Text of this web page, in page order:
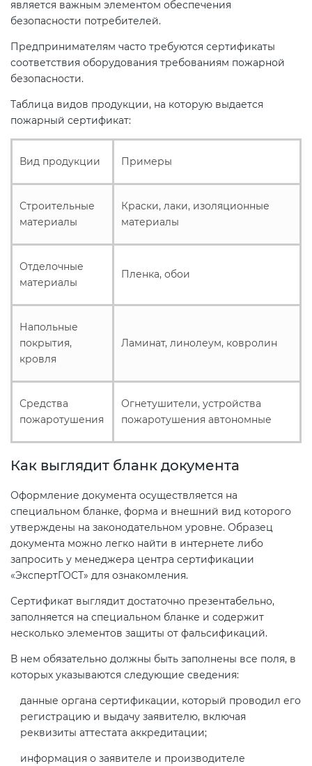
является важным элементом обеспечения
безопасности потребителей.
Предпринимателям часто требуются сертификаты
соответствия оборудования требованиям пожарной
безопасности.
Таблица видов продукции, на которую выдается
пожарный сертификат:
Вид продукции Примеры
Строительные
материалы
Краски, лаки, изоляционные
материалы
Отделочные
материалы
Пленка, обои
Напольные
покрытия,
кровля
Ламинат, линолеум, ковролин
Средства
пожаротушения
Огнетушители, устройства
пожаротушения автономные
Как выглядит бланк документа
Оформление документа осуществляется на
специальном бланке, форма и внешний вид которого
утверждены на законодательном уровне. Образец
документа можно легко найти в интернете либо
запросить у менеджера центра сертификации
«ЭкспертГОСТ» для ознакомления.
Сертификат выглядит достаточно презентабельно,
заполняется на специальном бланке и содержит
несколько элементов защиты от фальсификаций.
В нем обязательно должны быть заполнены все поля, в
которых указываются следующие сведения:
данные органа сертификации, который проводил его
регистрацию и выдачу заявителю, включая
реквизиты аттестата аккредитации;
информация о заявителе и производителе